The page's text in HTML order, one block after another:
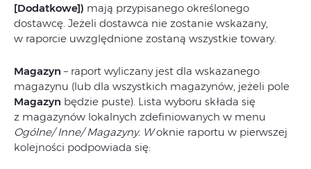
[Dodatkowe]) mają przypisanego określonego
dostawcę. Jeżeli dostawca nie zostanie wskazany,
w raporcie uwzględnione zostaną wszystkie towary.
Magazyn – raport wyliczany jest dla wskazanego
magazynu (lub dla wszystkich magazynów, jeżeli pole
Magazyn będzie puste). Lista wyboru składa się
z magazynów lokalnych zdefiniowanych w menu
Ogólne/ Inne/ Magazyny. Woknie raportu w pierwszej
kolejności podpowiada się: